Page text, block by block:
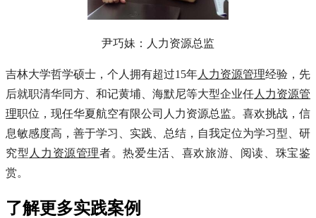
尹巧妹：人力资源总监
吉林大学哲学硕士，个人拥有超过15年人力资源管理经验，先
后就职清华同方、和记黄埔、海默尼等大型企业任人力资源管
理职位，现任华夏航空有限公司人力资源总监。喜欢挑战，信
息敏感度高，善于学习、实践、总结，自我定位为学习型、研
究型 人力资源管理者。热爱生活、喜欢旅游、阅读、珠宝鉴
赏。
了解更多实践案例